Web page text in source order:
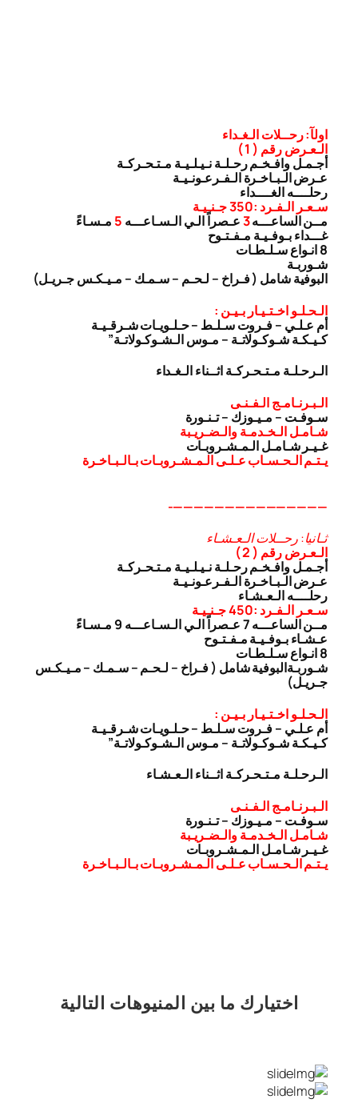
اولآ: رحــلات الـغـداء
الـعـرض رقم ( 1 )
أجـمـل وافـخـم رحـلـة نـيـلـيـة مـتـحـركـة
عـرض الـبـاخـرة الـفـرعـونـيـة
رحلــــه الغــــداء
سـعـر الـفـرد :350 جـنـيـة
مــن الساعـــه3عـصراً الـي الـسـاعـــه 5 مـسـاءً
غـــداء بـوفـيـة مـفـتـوح
8 انـواع سـلـطـات
شـوربـة
البوفية شامل ( فـراخ – لـحـم – سـمـك – مـيـكـس جـريـل)
الـحـلـو اخـتـيـار بـيـن :
أم عـلـي – فـروت سـلـط – حـلـويـات شـرقـيـة
كـيـكـة شـوكـولاتـة – مـوس الـشـوكـولاتـة”
الـرحـلـة مـتـحـركـة اثــناء الـغـداء
الـبـرنـامـج الـفـنـى
سـوفـت – مـيـوزك – تـنـورة
شـامـل الـخـدمـة والـضـريـبة
غـيـر شـامـل الـمـشـروبـات
يـتـم الـحـسـاب عـلـى الـمـشـروبـات بـالـبـاخـرة
———————————————-
ثـانيا: رحــلات الـعـشـاء
الـعـرض رقم ( 2 )
أجـمـل وافـخـم رحـلـة نـيـلـيـة مـتـحـركـة
عـرض الـبـاخـرة الـفـرعـونـيـة
رحلــــه الـعـشـاء
سـعـر الـفـرد :450 جـنـيـة
مــن الساعـــه 7 عـصراً الـي الـسـاعـــه 9 مـسـاءً
عـشـاء بـوفـيـة مـفـتـوح
8 انـواع سـلـطـات
شـوربـةالبوفية شامل ( فـراخ – لـحـم – سـمـك – مـيـكـس
جـريـل)
الـحـلـو اخـتـيـار بـيـن :
أم عـلـي – فـروت سـلـط – حـلـويـات شـرقـيـة
كـيـكـة شـوكـولاتـة – مـوس الـشـوكـولاتـة”
الـرحـلـة مـتـحـركـة اثــناء الـعـشـاء
الـبـرنـامـج الـفـنـى
سـوفـت – مـيـوزك – تـنـورة
شـامـل الـخـدمـة والـضـريـبة
غـيـر شـامـل الـمـشـروبـات
يـتـم الـحـسـاب عـلـى الـمـشـروبـات بـالـبـاخـرة
اختيارك ما بين المنيوهات التالية